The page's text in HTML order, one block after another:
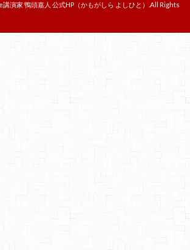
講演家 鴨頭嘉人 公式HP（かもがしら よしひと）
.All Rights